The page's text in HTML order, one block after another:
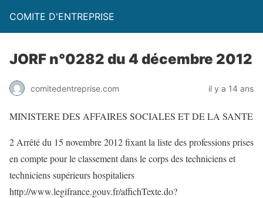
COMITE D'ENTREPRISE
JORF n°0282 du 4 décembre 2012
comitedentreprise.com il y a 14 ans
MINISTERE DES AFFAIRES SOCIALES ET DE LA SANTE
2 Arrêté du 15 novembre 2012 fixant la liste des professions prises
en compte pour le classement dans le corps des techniciens et
techniciens supérieurs hospitaliers
http://www.legifrance.gouv.fr/affichTexte.do?